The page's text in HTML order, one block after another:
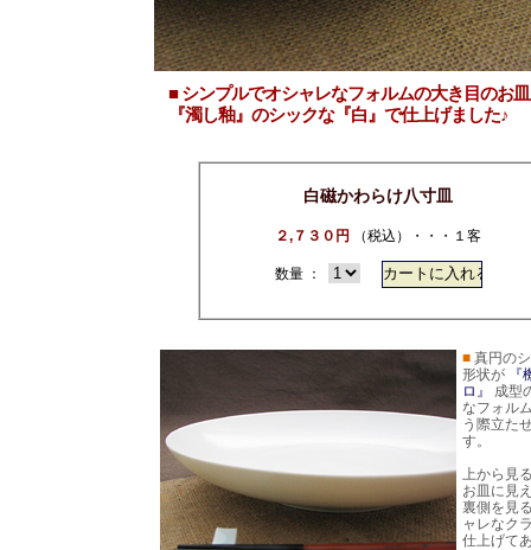
■ シンプルでオシャレなフォルムの大き目のお皿
『濁し釉』のシックな『白』で仕上げました♪
白磁かわらけ八寸皿
２,７３０円 （税込）・・・１客
数量 ：
■ 真円の
形状が
ロ』
成型
なフォル
う際立た
す。
上から見
お皿に見
裏側を見
ャレなク
仕上げて